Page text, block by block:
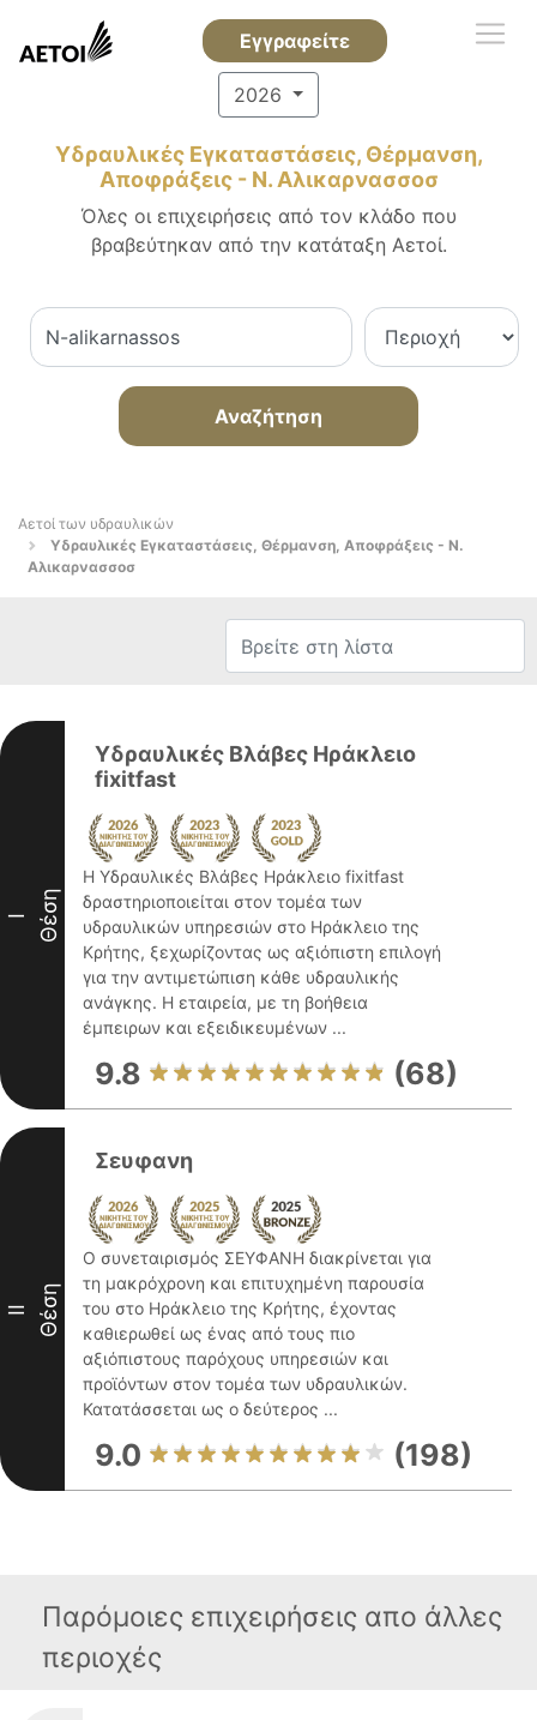
Εγγραφείτε
2026
Υδραυλικές Εγκαταστάσεις, Θέρμανση,
Αποφράξεις - Ν. Αλικαρνασσοσ
Όλες οι επιχειρήσεις από τον κλάδο που
βραβεύτηκαν από την κατάταξη Αετοί.
Αναζήτηση
Αετοί των υδραυλικών
Υδραυλικές Εγκαταστάσεις, Θέρμανση, Αποφράξεις - Ν.
Αλικαρνασσοσ
I Θέση
Υδραυλικές Βλάβες Ηράκλειο
fixitfast
Η Υδραυλικές Βλάβες Ηράκλειο fixitfast
δραστηριοποιείται στον τομέα των
υδραυλικών υπηρεσιών στο Ηράκλειο της
Κρήτης, ξεχωρίζοντας ως αξιόπιστη επιλογή
για την αντιμετώπιση κάθε υδραυλικής
ανάγκης. Η εταιρεία, με τη βοήθεια
έμπειρων και εξειδικευμένων ...
9.8 (68)
II Θέση
Σευφανη
Ο συνεταιρισμός ΣΕΥΦΑΝΗ διακρίνεται για
τη μακρόχρονη και επιτυχημένη παρουσία
του στο Ηράκλειο της Κρήτης, έχοντας
καθιερωθεί ως ένας από τους πιο
αξιόπιστους παρόχους υπηρεσιών και
προϊόντων στον τομέα των υδραυλικών.
Κατατάσσεται ως ο δεύτερος ...
9.0 (198)
Παρόμοιες επιχειρήσεις απο άλλες
περιοχές